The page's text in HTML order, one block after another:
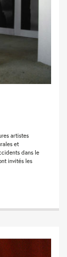
artistes
et
dans le
invités les